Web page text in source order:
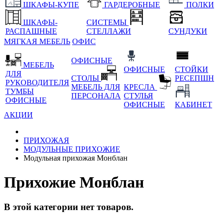
ШКАФЫ-КУПЕ
ШКАФЫ-
РАСПАШНЫЕ
ГАРДЕРОБНЫЕ
СИСТЕМЫ
СТЕЛЛАЖИ
ПОЛКИ
СУНДУКИ
МЯГКАЯ МЕБЕЛЬ ОФИС
МЕБЕЛЬ
ДЛЯ
РУКОВОДИТЕЛЯ
ТУМБЫ
ОФИСНЫЕ
ОФИСНЫЕ
СТОЛЫ
МЕБЕЛЬ ДЛЯ
ПЕРСОНАЛА
ОФИСНЫЕ
КРЕСЛА
СТУЛЬЯ
ОФИСНЫЕ
СТОЙКИ
РЕСЕПШН
КАБИНЕТ
АКЦИИ
ПРИХОЖАЯ
МОДУЛЬНЫЕ ПРИХОЖИЕ
Модульная прихожая Монблан
Прихожие Монблан
В этой категории нет товаров.